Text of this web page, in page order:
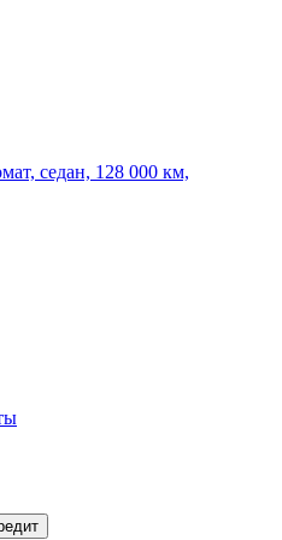
седан, 128 000 км,